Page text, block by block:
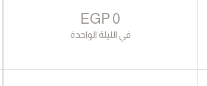
0
EGP
في الليلة الواحدة